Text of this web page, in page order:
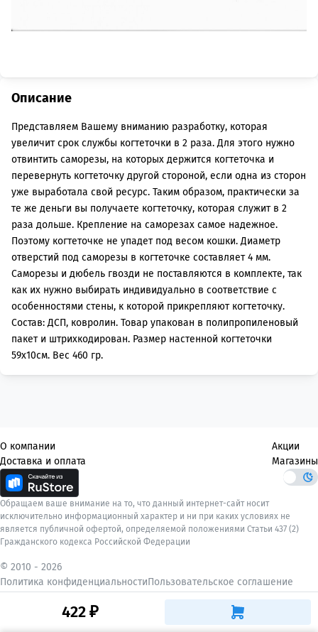
422 ₽
Описание
Представляем Вашему вниманию разработку, которая
увеличит срок службы когтеточки в 2 раза. Для этого нужно
отвинтить саморезы, на которых держится когтеточка и
перевернуть когтеточку другой стороной, если одна из сторон
уже выработала свой ресурс. Таким образом, практически за
те же деньги вы получаете когтеточку, которая служит в 2
раза дольше. Крепление на саморезах самое надежное.
Поэтому когтеточке не упадет под весом кошки. Диаметр
отверстий под саморезы в когтеточке составляет 4 мм.
Саморезы и дюбель гвозди не поставляются в комплекте, так
как их нужно выбирать индивидуально в соответствие с
особенностями стены, к которой прикрепляют когтеточку.
Состав: ДСП, ковролин. Товар упакован в полипропиленовый
пакет и штрихкодирован. Размер настенной когтеточки
59х10см. Вес 460 гр.
О компании
Доставка и оплата
Акции
Магазины
Обращаем ваше внимание на то, что данный интернет-сайт носит
исключительно информационный характер и ни при каких условиях не
является публичной офертой, определяемой положениями Статьи 437 (2)
Гражданского кодекса Российской Федерации
© 2010 - 2026
Политика конфиденциальностиПользовательское соглашение